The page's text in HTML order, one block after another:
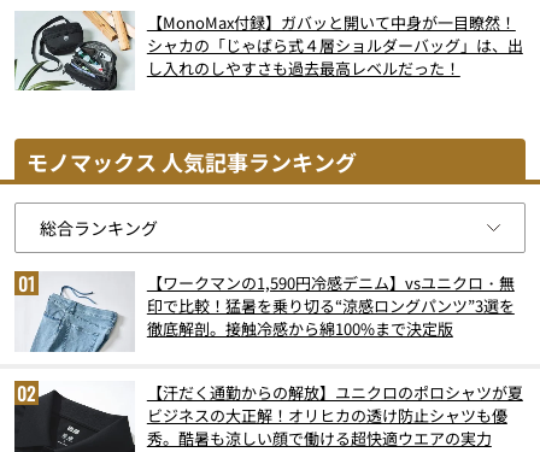
【MonoMax付録】ガバッと開いて中身が一目瞭然！
シャカの「じゃばら式４層ショルダーバッグ」は、出
し入れのしやすさも過去最高レベルだった！
モノマックス 人気記事ランキング
【ワークマンの1,590円冷感デニム】vsユニクロ・無
印で比較！猛暑を乗り切る“涼感ロングパンツ”3選を
徹底解剖。接触冷感から綿100%まで決定版
【汗だく通勤からの解放】ユニクロのポロシャツが夏
ビジネスの大正解！オリヒカの透け防止シャツも優
秀。酷暑も涼しい顔で働ける超快適ウエアの実力